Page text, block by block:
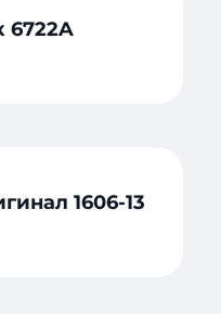
6722A
1606-13